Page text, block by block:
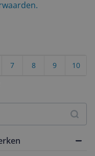
10
9
8
7